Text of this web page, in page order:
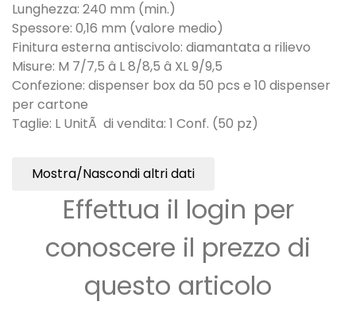
Lunghezza: 240 mm (min.)
Spessore: 0,16 mm (valore medio)
Finitura esterna antiscivolo: diamantata a rilievo
Misure: M 7/7,5 â L 8/8,5 â XL 9/9,5
Confezione: dispenser box da 50 pcs e 10 dispenser
per cartone
Taglie: L UnitÃ di vendita: 1 Conf. (50 pz)
Mostra/Nascondi altri dati
Effettua il login per
conoscere il prezzo di
questo articolo